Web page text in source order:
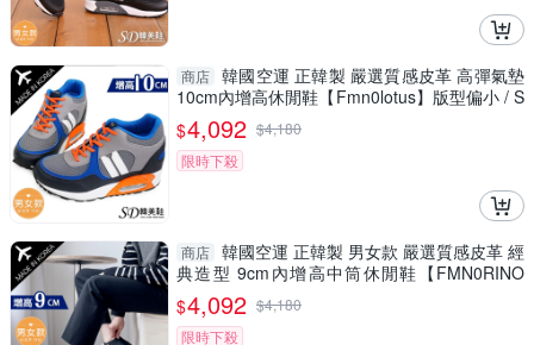
商店 韓國空運 正韓製 嚴選質感皮革 高彈氣墊
10cm內增高休閒鞋【Fmn0lotus】版型偏小 / S
D韓美鞋
$4,092 $4,180
限時下殺
商店 韓國空運 正韓製 男女款 嚴選質感皮革 經
典造型 9cm內增高中筒休閒鞋【FMN0RINO
2】SD韓美鞋
$4,092 $4,180
限時下殺